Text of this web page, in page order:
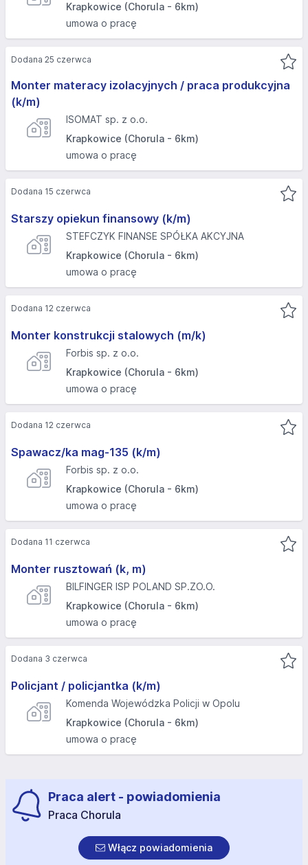
Krapkowice (Chorula - 6km)
umowa o pracę
Monter materacy izolacyjnych / praca produkcyjna
(k/m)
ISOMAT sp. z o.o.
Krapkowice (Chorula - 6km)
umowa o pracę
Dodana 25 czerwca
Starszy opiekun finansowy (k/m)
STEFCZYK FINANSE SPÓŁKA AKCYJNA
Krapkowice (Chorula - 6km)
umowa o pracę
Dodana 15 czerwca
Monter konstrukcji stalowych (m/k)
Forbis sp. z o.o.
Krapkowice (Chorula - 6km)
umowa o pracę
Dodana 12 czerwca
Spawacz/ka mag-135 (k/m)
Forbis sp. z o.o.
Krapkowice (Chorula - 6km)
umowa o pracę
Dodana 12 czerwca
Monter rusztowań (k, m)
BILFINGER ISP POLAND SP.ZO.O.
Krapkowice (Chorula - 6km)
umowa o pracę
Dodana 11 czerwca
Policjant / policjantka (k/m)
Komenda Wojewódzka Policji w Opolu
Krapkowice (Chorula - 6km)
umowa o pracę
Dodana 3 czerwca
Praca alert - powiadomienia
Praca Chorula
Włącz powiadomienia